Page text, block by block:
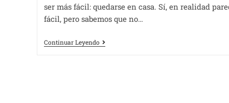
ser más fácil: quedarse en casa. Sí, en realidad
fácil, pero sabemos que no…
Continuar Leyendo